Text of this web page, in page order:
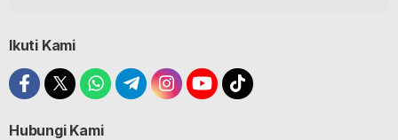
Ikuti Kami
Hubungi Kami